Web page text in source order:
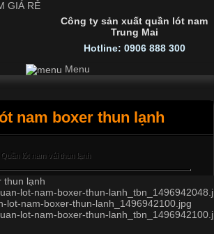
Công ty sản xuất quần lót nam
Trung Mai
Hotline: 0906 888 300
Menu
nam boxer thun lạnh
Quần lót nam vải thun lạnh